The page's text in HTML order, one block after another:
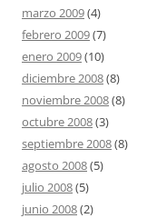
marzo 2009(4)
febrero 2009(7)
enero 2009(10)
diciembre 2008(8)
noviembre 2008(8)
octubre 2008(3)
septiembre 2008(8)
agosto 2008(5)
julio 2008(5)
junio 2008(2)